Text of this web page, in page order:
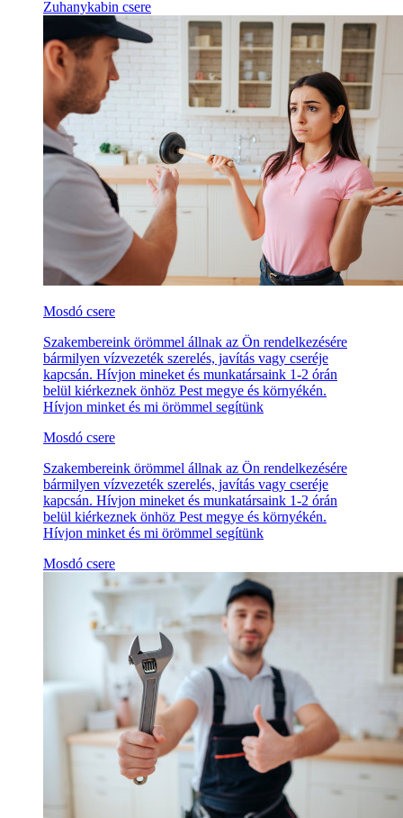
Zuhanykabin csere
Mosdó csere
Szakembereink örömmel állnak az Ön rendelkezésére
bármilyen vízvezeték szerelés, javítás vagy cseréje
kapcsán. Hívjon mineket és munkatársaink 1-2 órán
belül kiérkeznek önhöz Pest megye és környékén.
Hívjon minket és mi örömmel segítünk
Mosdó csere
Szakembereink örömmel állnak az Ön rendelkezésére
bármilyen vízvezeték szerelés, javítás vagy cseréje
kapcsán. Hívjon mineket és munkatársaink 1-2 órán
belül kiérkeznek önhöz Pest megye és környékén.
Hívjon minket és mi örömmel segítünk
Mosdó csere